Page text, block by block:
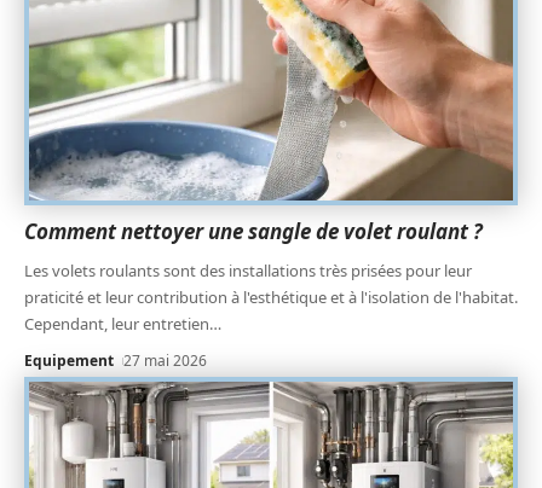
Comment nettoyer une sangle de volet roulant ?
Les volets roulants sont des installations très prisées pour leur
praticité et leur contribution à l'esthétique et à l'isolation de l'habitat.
Cependant, leur entretien…
Equipement 27 mai 2026